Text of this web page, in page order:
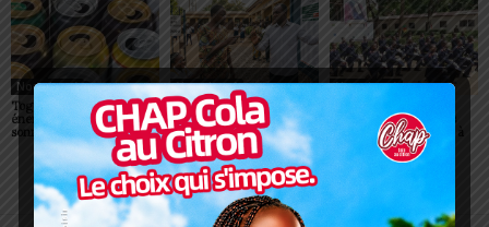
Non classé
Togo/ Boissons
énergisantes: l’État tire la
sonnette d’alarme
Non classé
Togo/ Rentrée scolaire
2026-2027: consultez la
liste officielle des écoles
autorisées
Non classé
admissibles convoqués
pour la visite médicale à